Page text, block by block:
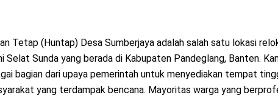
Tetap (Huntap) Desa Sumberjaya adalah salah satu lokasi
Selat Sunda yang berada di Kabupaten Pandeglang, Banten.
bagian dari upaya pemerintah untuk menyediakan tempat
yang terdampak bencana. Mayoritas warga yang